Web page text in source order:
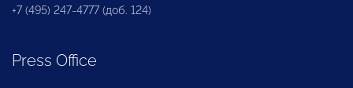
+7 (495) 247-4777 (доб. 124)
Press Office